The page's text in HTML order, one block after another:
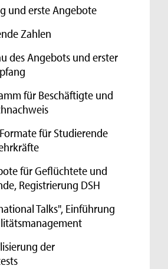
und erste Angebote
Zahlen
des Angebots und erster
für Beschäftigte und
für Studierende
für Geflüchtete und
Registrierung DSH
Talks", Einführung
der